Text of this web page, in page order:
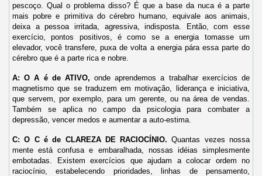
pescoço. Qual o problema disso? É que a base da nuca é a parte
mais pobre e primitiva do cérebro humano, equivale aos animais,
deixa a pessoa irritada, agressiva, indisposta. Então, com esse
exercício, pontos positivos, é como se a energia tomasse um
elevador, você transfere, puxa de volta a energia pára essa parte do
cérebro que é a parte rica e nobre.
A: O A é de ATIVO, onde aprendemos a trabalhar exercícios de
magnetismo que se traduzem em motivação, liderança e iniciativa,
que servem, por exemplo, para um gerente, ou na área de vendas.
Também se aplica no campo da psicologia para combater a
depressão, vencer medos e aumentar a auto-estima.
C: O C é de CLAREZA DE RACIOCÍNIO. Quantas vezes nossa
mente está confusa e embaralhada, nossas idéias simplesmente
embotadas. Existem exercícios que ajudam a colocar ordem no
raciocínio, estabelecendo prioridades, linhas de pensamento,